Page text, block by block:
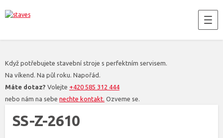
Když potřebujete stavební stroje s perfektním servisem.
Na víkend. Na půl roku. Napořád.
Máte dotaz? Volejte +420 585 312 444
nebo nám na sebe nechte kontakt. Ozveme se.
SS-Z-2610